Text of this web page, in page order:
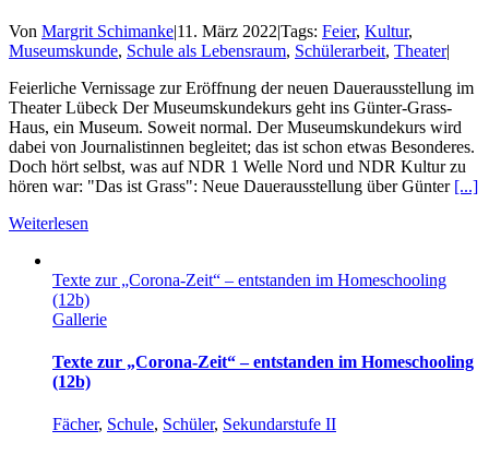
Von Margrit Schimanke|11. März 2022|Tags: Feier, Kultur,
Museumskunde, Schule als Lebensraum, Schülerarbeit, Theater|
Feierliche Vernissage zur Eröffnung der neuen Dauerausstellung im
Theater Lübeck Der Museumskundekurs geht ins Günter-Grass-
Haus, ein Museum. Soweit normal. Der Museumskundekurs wird
dabei von Journalistinnen begleitet; das ist schon etwas Besonderes.
Doch hört selbst, was auf NDR 1 Welle Nord und NDR Kultur zu
hören war: "Das ist Grass": Neue Dauerausstellung über Günter [...]
Weiterlesen
Texte zur „Corona-Zeit“ – entstanden im Homeschooling
(12b)
Gallerie
Texte zur „Corona-Zeit“ – entstanden im Homeschooling
(12b)
Fächer, Schule, Schüler, Sekundarstufe II